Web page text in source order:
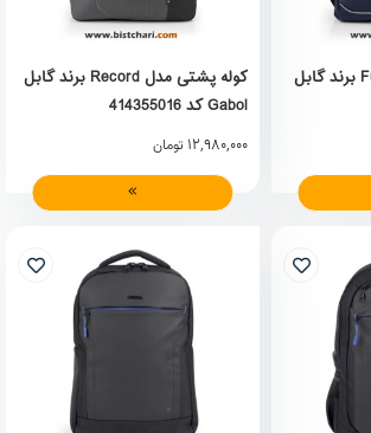
کوله پشتی مدل Fusion برند گابل
کوله پشتی مدل Record برند گابل
Gabol کد 414355016
12,980,000 تومان